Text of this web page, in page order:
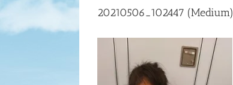
20210506_102447 (Medium)